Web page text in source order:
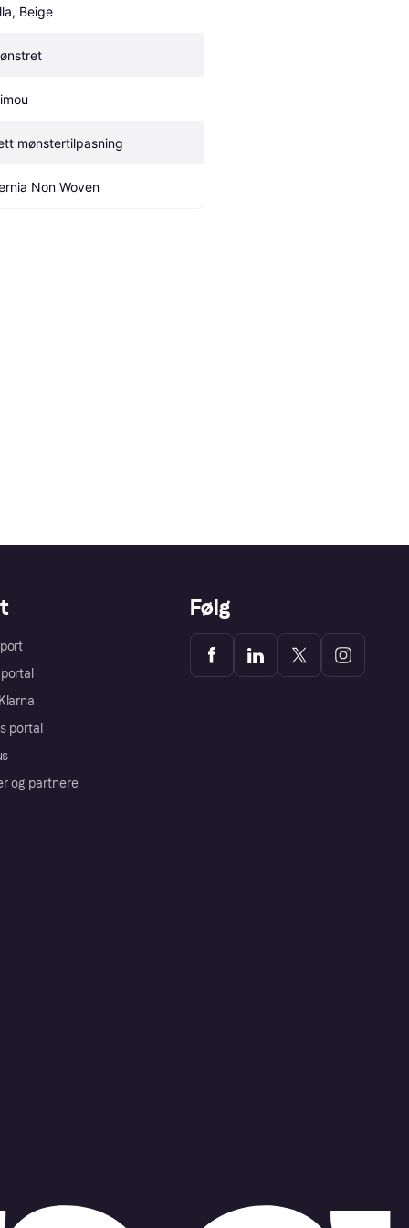
Beige
mønstertilpasning
Non Woven
portal
og partnere
Følg